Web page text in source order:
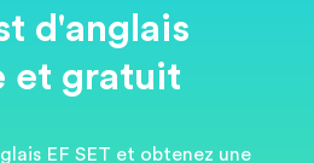
d'anglais
et gratuit
EF SET et obtenez une